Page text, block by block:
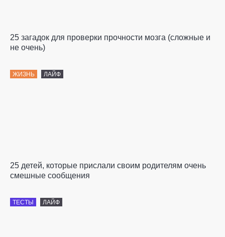
25 загадок для проверки прочности мозга (сложные и
не очень)
ЖИЗНЬ ЛАЙФ
25 детей, которые прислали своим родителям очень
смешные сообщения
ТЕСТЫ ЛАЙФ